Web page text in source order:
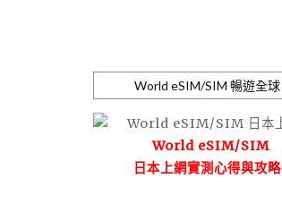
World eSIM/SIM 暢遊全球
World eSIM/SIM
日本上網實測心得與攻略